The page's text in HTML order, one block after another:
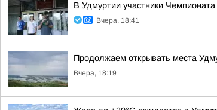
В Удмуртии участники
Вчера, 18:41
Продолжаем открывать места
Вчера, 18:19